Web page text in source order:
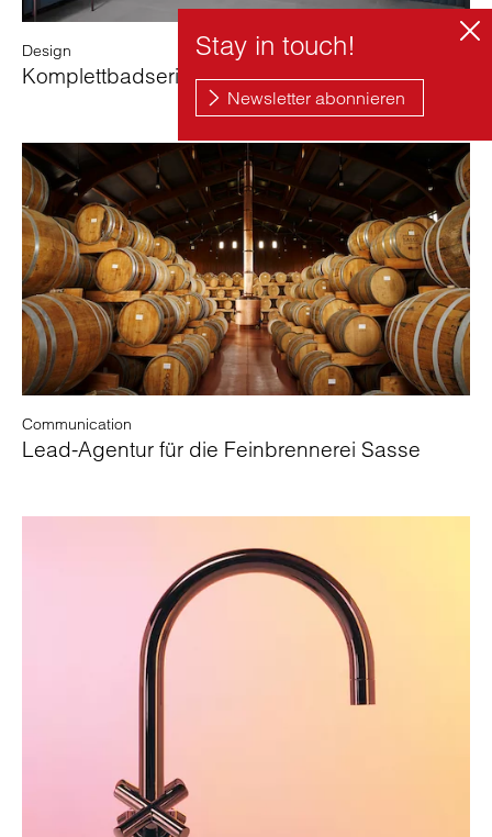
Design
Komplettbadserie D-Code für Duravit
Communication
Lead-Agentur für die Feinbrennerei Sasse